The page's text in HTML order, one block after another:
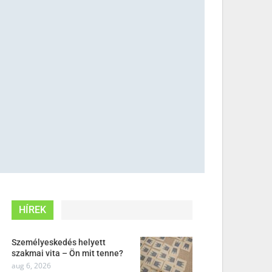
HÍREK
Személyeskedés helyett
szakmai vita – Ön mit tenne?
aug 6, 2026